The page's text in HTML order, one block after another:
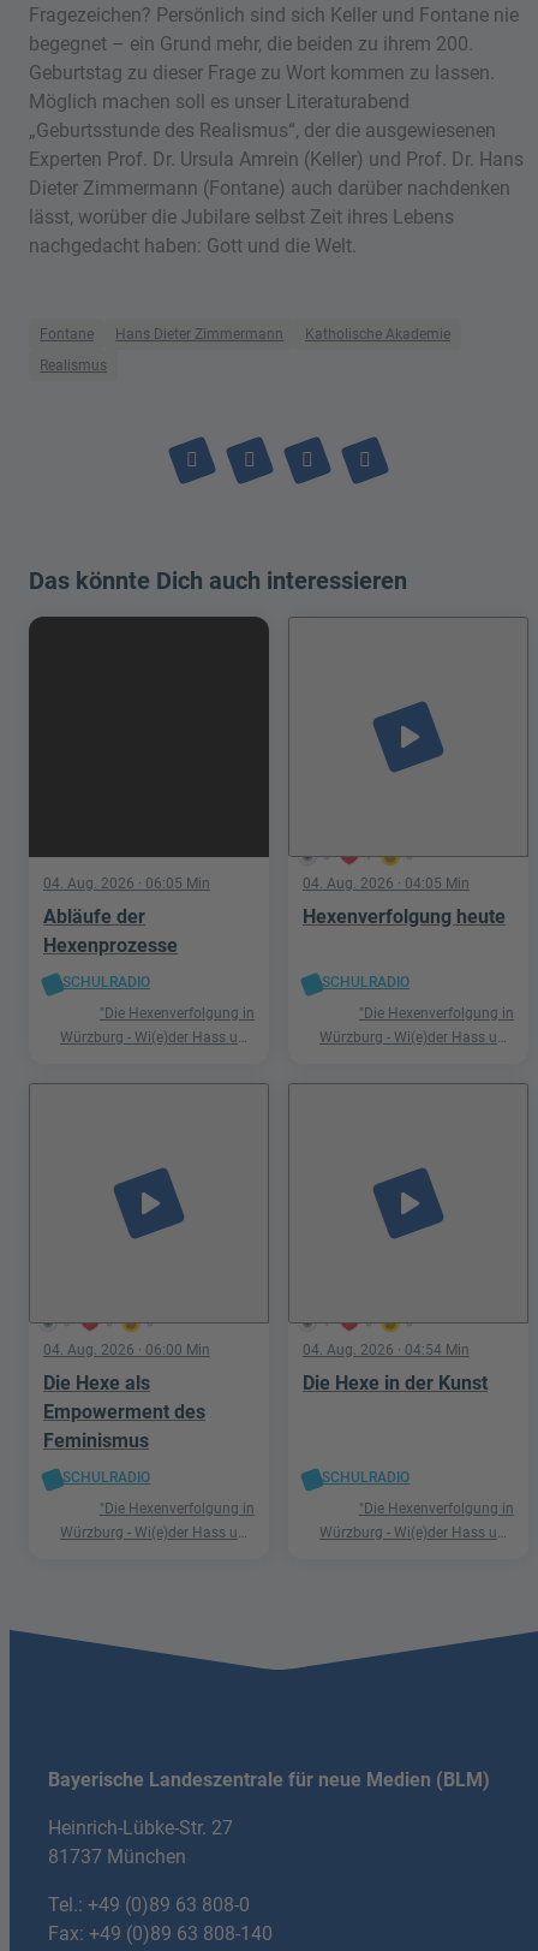
Fragezeichen? Persönlich sind sich Keller und Fontane nie
begegnet – ein Grund mehr, die beiden zu ihrem 200.
Geburtstag zu dieser Frage zu Wort kommen zu lassen.
Möglich machen soll es unser Literaturabend
„Geburtsstunde des Realismus“, der die ausgewiesenen
Experten Prof. Dr. Ursula Amrein (Keller) und Prof. Dr. Hans
Dieter Zimmermann (Fontane) auch darüber nachdenken
lässt, worüber die Jubilare selbst Zeit ihres Lebens
nachgedacht haben: Gott und die Welt.
Fontane Hans Dieter Zimmermann
Katholische Akademie
Realismus
Das könnte Dich auch interessieren
04. Aug. 2026 · 06:05 Min
Abläufe der
Hexenprozesse
SCHULRADIO
"Die Hexenverfolgung in
Würzburg - Wi(e)der Hass und
5 1 0
play_arrow
04. Aug. 2026 · 04:05 Min
Hexenverfolgung heute
SCHULRADIO
"Die Hexenverfolgung in
Würzburg - Wi(e)der Hass und
0 0 0
play_arrow
04. Aug. 2026 · 06:00 Min
Die Hexe als
Empowerment des
Feminismus
SCHULRADIO
"Die Hexenverfolgung in
Würzburg - Wi(e)der Hass und
1 0 0
play_arrow
04. Aug. 2026 · 04:54 Min
Die Hexe in der Kunst
SCHULRADIO
"Die Hexenverfolgung in
Würzburg - Wi(e)der Hass und
Bayerische Landeszentrale für neue Medien (BLM)
Heinrich-Lübke-Str. 27
81737 München
Tel.: +49 (0)89 63 808-0
Fax: +49 (0)89 63 808-140